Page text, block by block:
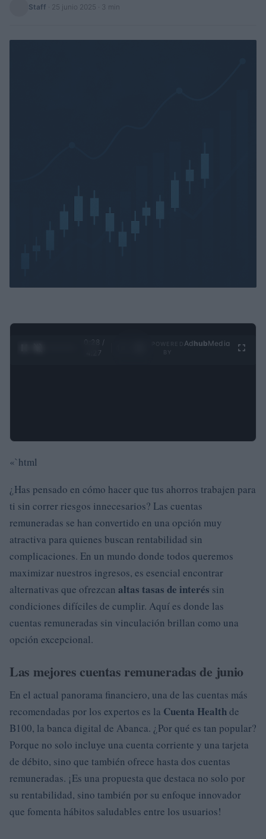
Staff 25 junio 2025 · 3 min
0:29 /
4:27
Ad hubMedia
«`html
¿Has pensado en cómo hacer que tus ahorros trabajen para
ti sin correr riesgos innecesarios? Las cuentas
remuneradas se han convertido en una opción muy
atractiva para quienes buscan rentabilidad sin
complicaciones. En un mundo donde todos queremos
maximizar nuestros ingresos, es esencial encontrar
alternativas que ofrezcan altas tasas de interés sin
condiciones difíciles de cumplir. Aquí es donde las
cuentas remuneradas sin vinculación brillan como una
opción excepcional.
Las mejores cuentas remuneradas de junio
En el actual panorama financiero, una de las cuentas más
recomendadas por los expertos es la Cuenta Healthde
B100, la banca digital de Abanca. ¿Por qué es tan popular?
Porque no solo incluye una cuenta corriente y una tarjeta
de débito, sino que también ofrece hasta dos cuentas
remuneradas. ¡Es una propuesta que destaca no solo por
su rentabilidad, sino también por su enfoque innovador
que fomenta hábitos saludables entre los usuarios!